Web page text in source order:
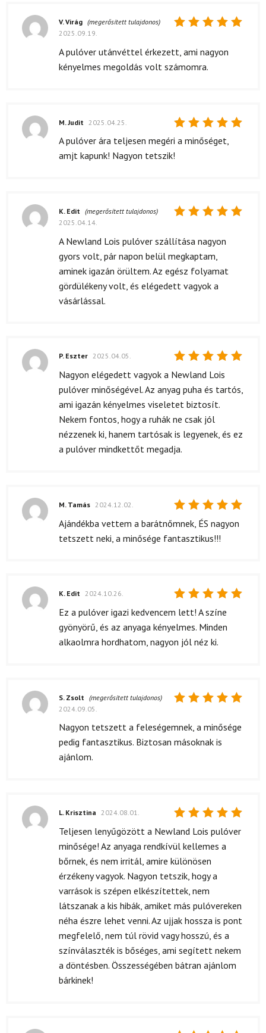
5 / 5
V. Virág (megerősített tulajdonos)
2025.09.19.
A pulóver utánvéttel érkezett, ami nagyon
kényelmes megoldás volt számomra.
Értékelés:
M. Judit 2025.04.25.
A pulóver ára teljesen megéri a minőséget,
amjt kapunk! Nagyon tetszik!
5/ 5
K. Edit (megerősített tulajdonos)
2025.04.14.
A Newland Lois pulóver szállítása nagyon
gyors volt, pár napon belül megkaptam,
aminek igazán örültem. Az egész folyamat
gördülékeny volt, és elégedett vagyok a
vásárlással.
Értékelés:
P. Eszter 2025.04.05.
Nagyon elégedett vagyok a Newland Lois
pulóver minőségével. Az anyag puha és tartós,
ami igazán kényelmes viseletet biztosít.
Nekem fontos, hogy a ruhák ne csak jól
nézzenek ki, hanem tartósak is legyenek, és ez
a pulóver mindkettőt megadja.
Értékelés:
/ 5
M. Tamás 2024.12.02.
Ajándékba vettem a barátnőmnek, ÉS nagyon
tetszett neki, a minősége fantasztikus!!!
Értékelés:
K. Edit 2024.10.26.
Ez a pulóver igazi kedvencem lett! A színe
gyönyörű, és az anyaga kényelmes. Minden
alkaolmra hordhatom, nagyon jól néz ki.
5/ 5
S. Zsolt (megerősített tulajdonos)
2024.09.05.
Nagyon tetszett a feleségemnek, a minősége
pedig fantasztikus. Biztosan másoknak is
ajánlom.
Értékelés:
L. Krisztina 2024.08.01.
Teljesen lenyűgözött a Newland Lois pulóver
minősége! Az anyaga rendkívül kellemes a
bőrnek, és nem irritál, amire különösen
érzékeny vagyok. Nagyon tetszik, hogy a
varrások is szépen elkészítettek, nem
látszanak a kis hibák, amiket más pulóvereken
néha észre lehet venni. Az ujjak hossza is pont
megfelelő, nem túl rövid vagy hosszú, és a
színválaszték is bőséges, ami segített nekem
a döntésben. Összességében bátran ajánlom
bárkinek!